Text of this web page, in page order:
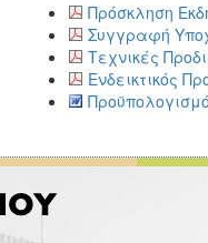
Πρόσκληση
Συγγραφή
Τεχνικές
Ενδεικτικός